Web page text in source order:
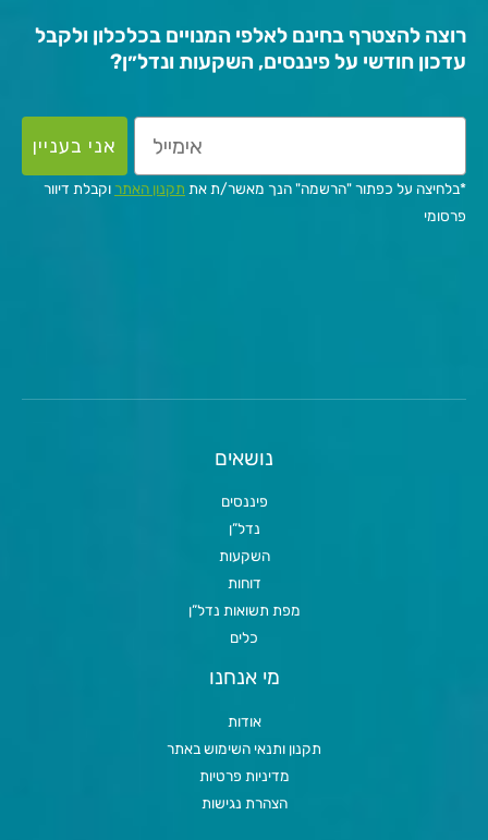
רוצה להצטרף בחינם לאלפי המנויים בכלכלון ולקבל
עדכון חודשי על פיננסים, השקעות ונדל״ן?
אני בעניין
*בלחיצה על כפתור "הרשמה" הנך מאשר/ת את תקנון האתר וקבלת דיוור
פרסומי
נושאים
פיננסים
נדל”ן
השקעות
דוחות
מפת תשואות נדל”ן
כלים
מי אנחנו
אודות
תקנון ותנאי השימוש באתר
מדיניות פרטיות
הצהרת נגישות